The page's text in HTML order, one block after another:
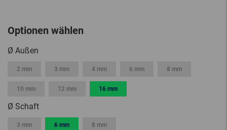
Optionen wählen
Ø Außen
2 mm 3 mm 4 mm 6 mm 8 mm
10 mm 12 mm 16 mm
Ø Schaft
3 mm 6 mm 8 mm